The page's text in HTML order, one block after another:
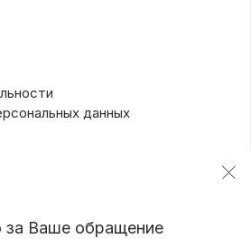
данных
за Ваше обращение